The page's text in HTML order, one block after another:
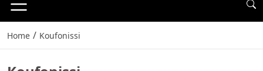
Home / Koufonissi